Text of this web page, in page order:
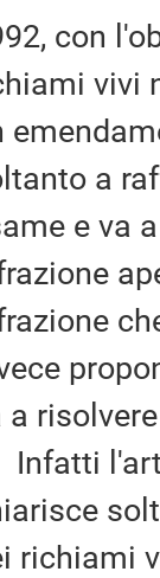
con
vivi
a
e va
a
richiami